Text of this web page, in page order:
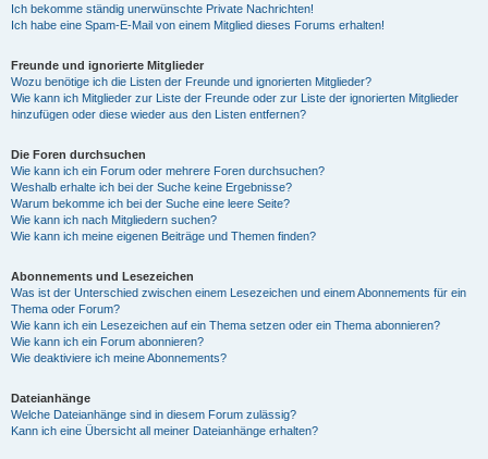
Ich bekomme ständig unerwünschte Private Nachrichten!
Ich habe eine Spam-E-Mail von einem Mitglied dieses Forums erhalten!
Freunde und ignorierte Mitglieder
Wozu benötige ich die Listen der Freunde und ignorierten Mitglieder?
Wie kann ich Mitglieder zur Liste der Freunde oder zur Liste der ignorierten Mitglieder
hinzufügen oder diese wieder aus den Listen entfernen?
Die Foren durchsuchen
Wie kann ich ein Forum oder mehrere Foren durchsuchen?
Weshalb erhalte ich bei der Suche keine Ergebnisse?
Warum bekomme ich bei der Suche eine leere Seite?
Wie kann ich nach Mitgliedern suchen?
Wie kann ich meine eigenen Beiträge und Themen finden?
Abonnements und Lesezeichen
Was ist der Unterschied zwischen einem Lesezeichen und einem Abonnements für ein
Thema oder Forum?
Wie kann ich ein Lesezeichen auf ein Thema setzen oder ein Thema abonnieren?
Wie kann ich ein Forum abonnieren?
Wie deaktiviere ich meine Abonnements?
Dateianhänge
Welche Dateianhänge sind in diesem Forum zulässig?
Kann ich eine Übersicht all meiner Dateianhänge erhalten?